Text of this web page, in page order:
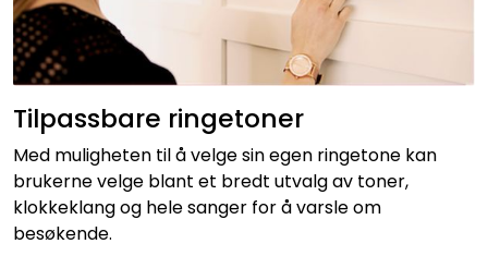
Tilpassbare ringetoner
Med muligheten til å velge sin egen ringetone kan
brukerne velge blant et bredt utvalg av toner,
klokkeklang og hele sanger for å varsle om
besøkende.